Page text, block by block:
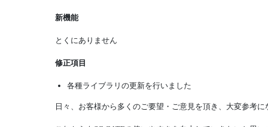
新機能
とくにありません
修正項目
各種ライブラリの更新を行いました
日々、お客様から多くのご要望・ご意見を頂き、大変参考